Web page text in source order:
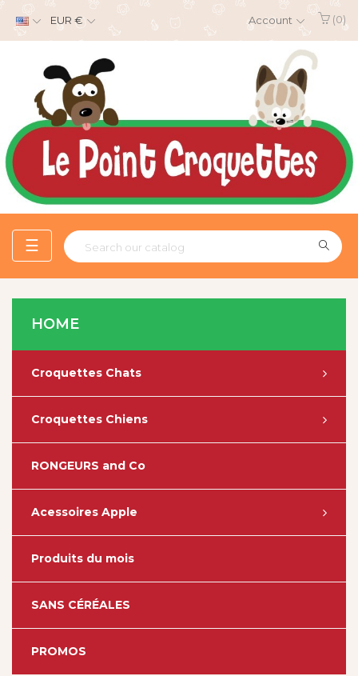
EUR € Account (0)
Toggle
navigation
☰
HOME
Croquettes Chats
Croquettes Chiens
RONGEURS and Co
Acessoires Apple
Produits du mois
SANS CÉRÉALES
PROMOS